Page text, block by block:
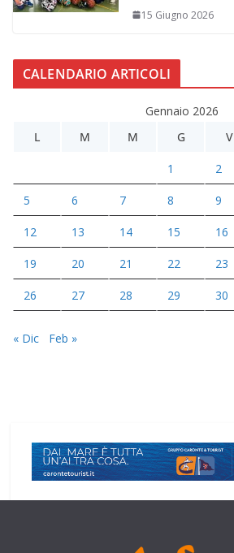
15 Giugno 2026
CALENDARIO ARTICOLI
Gennaio 2026
L
M M G V
1 2
5 6 7 8 9
12 13 14 15 16
19 20 21 22 23
26 27 28 29 30
« Dic Feb »